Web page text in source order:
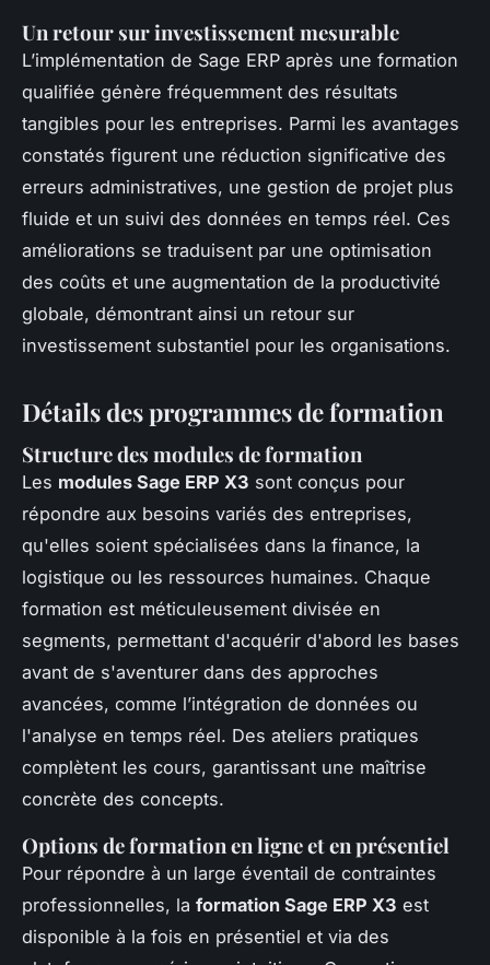
Un retour sur investissement mesurable
L’implémentation de Sage ERP après une formation
qualifiée génère fréquemment des résultats
tangibles pour les entreprises. Parmi les avantages
constatés figurent une réduction significative des
erreurs administratives, une gestion de projet plus
fluide et un suivi des données en temps réel. Ces
améliorations se traduisent par une optimisation
des coûts et une augmentation de la productivité
globale, démontrant ainsi un retour sur
investissement substantiel pour les organisations.
Détails des programmes de formation
Structure des modules de formation
Les modules Sage ERP X3 sont conçus pour
répondre aux besoins variés des entreprises,
qu'elles soient spécialisées dans la finance, la
logistique ou les ressources humaines. Chaque
formation est méticuleusement divisée en
segments, permettant d'acquérir d'abord les bases
avant de s'aventurer dans des approches
avancées, comme l’intégration de données ou
l'analyse en temps réel. Des ateliers pratiques
complètent les cours, garantissant une maîtrise
concrète des concepts.
Options de formation en ligne et en présentiel
Pour répondre à un large éventail de contraintes
professionnelles, la formation Sage ERP X3 est
disponible à la fois en présentiel et via des